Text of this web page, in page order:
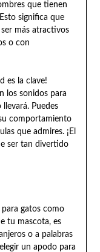
que tienen
significa que
más atractivos
o con
es la clave!
los sonidos para
Puedes
comportamiento
que admires. ¡El
ser tan divertido
para gatos como
tu mascota, es
o a palabras
un apodo para